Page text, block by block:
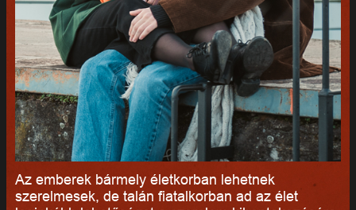
Az emberek bármely életkorban lehetnek
szerelmesek, de talán fiatalkorban ad az élet